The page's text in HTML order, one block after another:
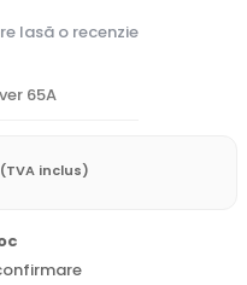
lasă o recenzie
65A
(TVA inclus)